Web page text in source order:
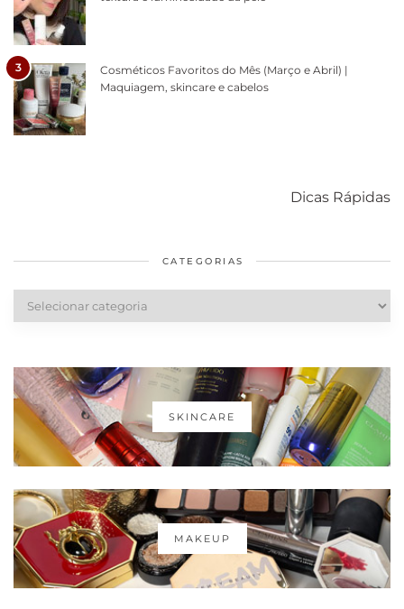
3
Cosméticos Favoritos do Mês (Março e Abril) |
Maquiagem, skincare e cabelos
Dicas Rápidas
diários
cabelos
CATEGORIAS
Categorias
SKINCARE
MAKEUP